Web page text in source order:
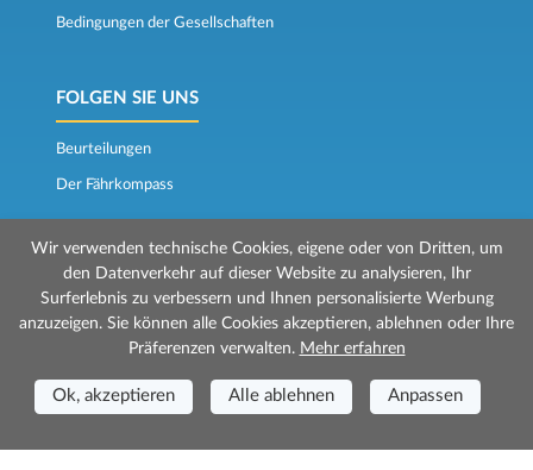
Bedingungen der Gesellschaften
FOLGEN SIE UNS
Beurteilungen
Der Fährkompass
© 2026 Mr Ferry wird von Prenotazioni24 s.r.l. verwaltet
Geschäftssitz: Via Bonistallo, 50b - 50053 Empoli (FI)
Betriebsstätte: Via Casa del Duca, 1 - 57037 Portoferraio (LI)
P.IVA/C.F./Iscr. Reg. Imp. CCIAA Liv. 01512130491 | Nr. REA CCIA FI - 699553
Fideiussione N° 026004
Wir verwenden technische Cookies, eigene oder von Dritten, um
den Datenverkehr auf dieser Website zu analysieren, Ihr
Surferlebnis zu verbessern und Ihnen personalisierte Werbung
anzuzeigen. Sie können alle Cookies akzeptieren, ablehnen oder Ihre
Präferenzen verwalten. Mehr erfahren
Ok, akzeptieren Alle ablehnen Anpassen